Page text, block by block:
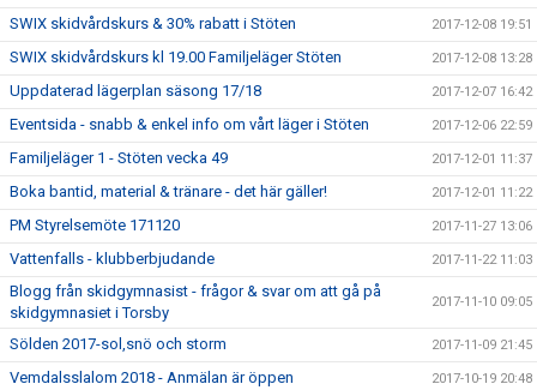
SWIX skidvårdskurs & 30% rabatt i Stöten 2017-12-08 19:51
SWIX skidvårdskurs kl 19.00 Familjeläger Stöten 2017-12-08 13:28
Uppdaterad lägerplan säsong 17/18 2017-12-07 16:42
Eventsida - snabb & enkel info om vårt läger i Stöten 2017-12-06 22:59
Familjeläger 1 - Stöten vecka 49 2017-12-01 11:37
Boka bantid, material & tränare - det här gäller! 2017-12-01 11:22
PM Styrelsemöte 171120 2017-11-27 13:06
Vattenfalls - klubberbjudande 2017-11-22 11:03
Blogg från skidgymnasist - frågor & svar om att gå på
skidgymnasiet i Torsby
2017-11-10 09:05
Sölden 2017-sol,snö och storm 2017-11-09 21:45
Vemdalsslalom 2018 - Anmälan är öppen 2017-10-19 20:48